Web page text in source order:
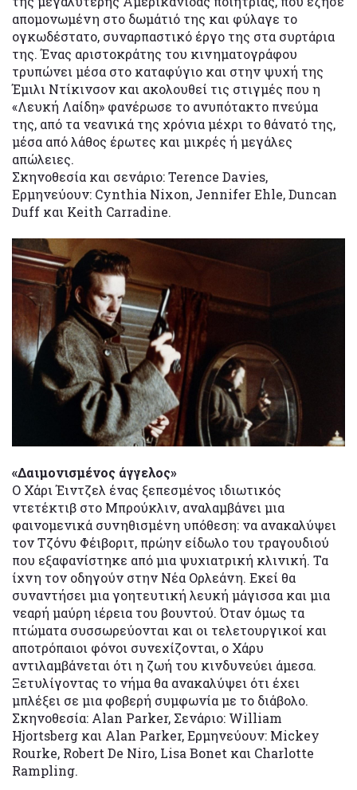
απομονωμένη στο δωμάτιό της και φύλαγε το
ογκωδέστατο, συναρπαστικό έργο της στα συρτάρια
της. Ένας αριστοκράτης του κινηματογράφου
τρυπώνει μέσα στο καταφύγιο και στην ψυχή της
Έμιλι Ντίκινσον και ακολουθεί τις στιγμές που η
«Λευκή Λαίδη» φανέρωσε το ανυπότακτο πνεύμα
της, από τα νεανικά της χρόνια μέχρι το θάνατό της,
μέσα από λάθος έρωτες και μικρές ή μεγάλες
απώλειες.
Σκηνοθεσία και σενάριο: Terence Davies,
Ερμηνεύουν: Cynthia Nixon, Jennifer Ehle, Duncan
Duff και Keith Carradine.
«Δαιμονισμένος άγγελος»
Ο Χάρι Έιντζελ ένας ξεπεσμένος ιδιωτικός
ντετέκτιβ στο Μπρούκλιν, αναλαμβάνει μια
φαινομενικά συνηθισμένη υπόθεση: να ανακαλύψει
τον Τζόνυ Φέιβοριτ, πρώην είδωλο του τραγουδιού
που εξαφανίστηκε από μια ψυχιατρική κλινική. Τα
ίχνη τον οδηγούν στην Νέα Ορλεάνη. Εκεί θα
συναντήσει μια γοητευτική λευκή μάγισσα και μια
νεαρή μαύρη ιέρεια του βουντού. Όταν όμως τα
πτώματα συσσωρεύονται και οι τελετουργικοί και
αποτρόπαιοι φόνοι συνεχίζονται, ο Χάρυ
αντιλαμβάνεται ότι η ζωή του κινδυνεύει άμεσα.
Ξετυλίγοντας το νήμα θα ανακαλύψει ότι έχει
μπλέξει σε μια φοβερή συμφωνία με το διάβολο.
Σκηνοθεσία: Alan Parker, Σενάριο: William
Hjortsberg και Alan Parker, Ερμηνεύουν: Mickey
Rourke, Robert De Niro, Lisa Bonet και Charlotte
Rampling.